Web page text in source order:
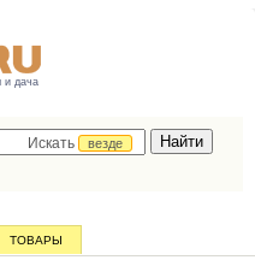
и дача
Искать
везде
ТОВАРЫ